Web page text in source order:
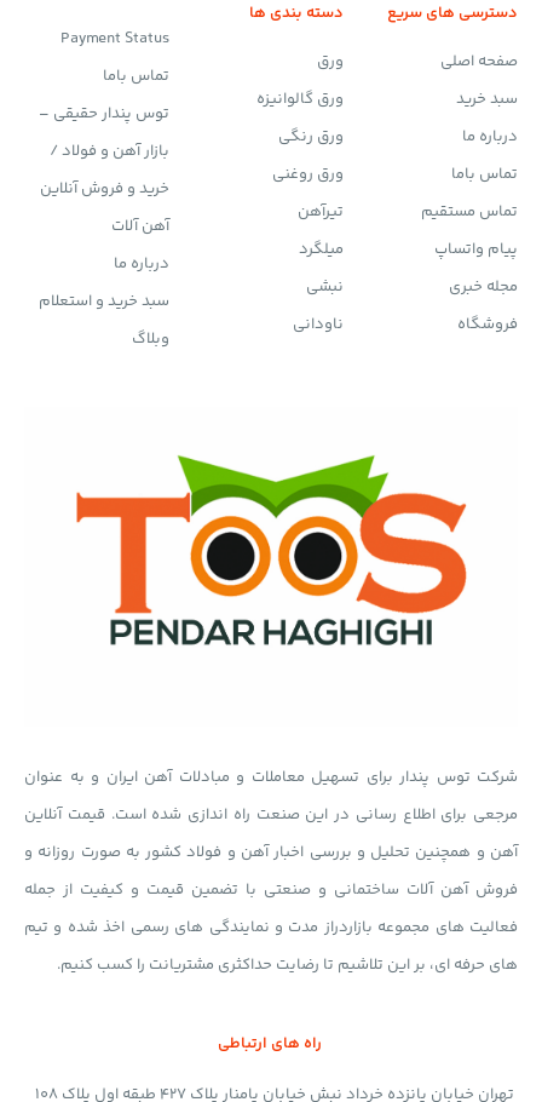
دسترسی های سریع
صفحه اصلی
سبد خرید
درباره ما
تماس باما
تماس مستقیم
پیام واتساپ
مجله خبری
فروشگاه
دسته بندی ها
ورق
ورق گالوانیزه
ورق رنگی
ورق روغنی
تیرآهن
میلگرد
نبشی
ناودانی
Payment Status
تماس باما
توس پندار حقیقی –
بازار آهن و فولاد /
خرید و فروش آنلاین
آهن آلات
درباره ما
سبد خرید و استعلام
وبلاگ
شرکت توس پندار برای تسهیل معاملات و مبادلات آهن ایران و به عنوان
مرجعی برای اطلاع رسانی در این صنعت راه اندازی شده است. قیمت آنلاین
آهن و همچنین تحلیل و بررسی اخبار آهن و فولاد کشور به صورت روزانه و
فروش آهن آلات ساختمانی و صنعتی با تضمین قیمت و کیفیت از جمله
فعالیت های مجموعه بازاردراز مدت و نمایندگی های رسمی اخذ شده و تیم
های حرفه ای، بر این تلاشیم تا رضایت حداکثری مشتریانت را کسب کنیم.
راه های ارتباطی
تهران خیابان پانزده خرداد نبش خیابان پامنار پلاک 427 طبقه اول پلاک 108